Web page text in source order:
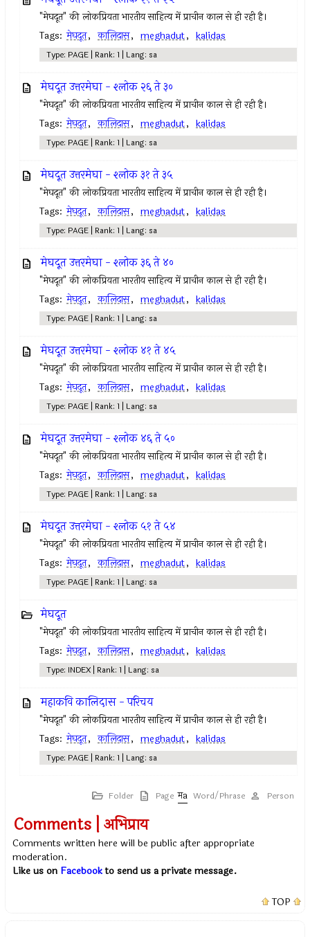
"मेघदूत" की लोकप्रियता भारतीय साहित्य में प्राचीन काल से ही रही है।
Tags: मेघदूत, कालिदास, meghadut, kalidas
Type: PAGE | Rank: 1 | Lang: sa
मेघदूत उत्तरमेघा - श्लोक २६ ते ३०
"मेघदूत" की लोकप्रियता भारतीय साहित्य में प्राचीन काल से ही रही है।
Tags: मेघदूत, कालिदास, meghadut, kalidas
Type: PAGE | Rank: 1 | Lang: sa
मेघदूत उत्तरमेघा - श्लोक ३१ ते ३५
"मेघदूत" की लोकप्रियता भारतीय साहित्य में प्राचीन काल से ही रही है।
Tags: मेघदूत, कालिदास, meghadut, kalidas
Type: PAGE | Rank: 1 | Lang: sa
मेघदूत उत्तरमेघा - श्लोक ३६ ते ४०
"मेघदूत" की लोकप्रियता भारतीय साहित्य में प्राचीन काल से ही रही है।
Tags: मेघदूत, कालिदास, meghadut, kalidas
Type: PAGE | Rank: 1 | Lang: sa
मेघदूत उत्तरमेघा - श्लोक ४१ ते ४५
"मेघदूत" की लोकप्रियता भारतीय साहित्य में प्राचीन काल से ही रही है।
Tags: मेघदूत, कालिदास, meghadut, kalidas
Type: PAGE | Rank: 1 | Lang: sa
मेघदूत उत्तरमेघा - श्लोक ४६ ते ५०
"मेघदूत" की लोकप्रियता भारतीय साहित्य में प्राचीन काल से ही रही है।
Tags: मेघदूत, कालिदास, meghadut, kalidas
Type: PAGE | Rank: 1 | Lang: sa
मेघदूत उत्तरमेघा - श्लोक ५१ ते ५४
"मेघदूत" की लोकप्रियता भारतीय साहित्य में प्राचीन काल से ही रही है।
Tags: मेघदूत, कालिदास, meghadut, kalidas
Type: PAGE | Rank: 1 | Lang: sa
मेघदूत
"मेघदूत" की लोकप्रियता भारतीय साहित्य में प्राचीन काल से ही रही है।
Tags: मेघदूत, कालिदास, meghadut, kalidas
Type: INDEX | Rank: 1 | Lang: sa
महाकवि कालिदास - परिचय
"मेघदूत" की लोकप्रियता भारतीय साहित्य में प्राचीन काल से ही रही है।
Tags: मेघदूत, कालिदास, meghadut, kalidas
Type: PAGE | Rank: 1 | Lang: sa
Folder Page Word/Phrase Person
Comments | अभिप्राय
Comments written here will be public after appropriate
moderation.
Like us on Facebookto send us a private message.
TOP